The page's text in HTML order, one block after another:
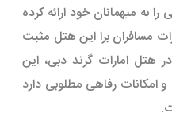
به میهمانان خود ارائه کرده
مسافران برا این هتل مثبت
هتل امارات گرند دبی، این
رفاهی مطلوبی دارد